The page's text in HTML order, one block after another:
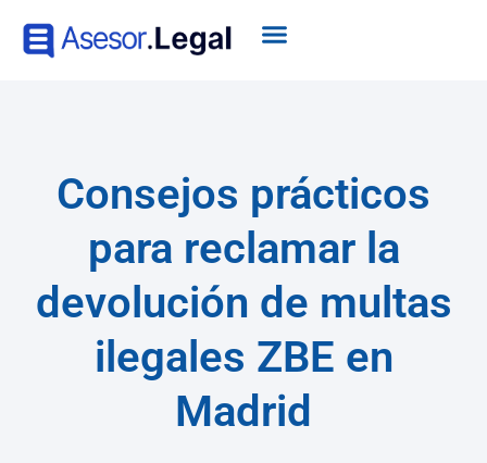
Consejos prácticos
para reclamar la
devolución de multas
ilegales ZBE en
Madrid